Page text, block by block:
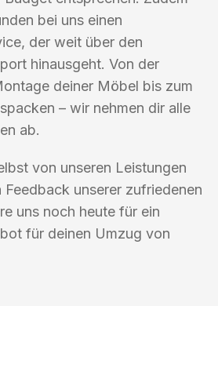
bei uns einen
der weit über den
hinausgeht. Von der
deiner Möbel bis zum
– wir nehmen dir alle
ab.
von unseren Leistungen
unserer zufriedenen
uns noch heute für ein
für deinen Umzug von